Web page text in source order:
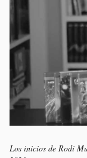
Los inicios de Rodi